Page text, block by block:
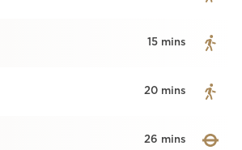
15 mins
20 mins
26 mins